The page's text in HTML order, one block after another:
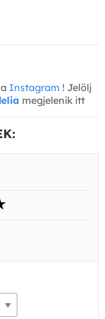
Instagram ! Jelölj
megjelenik itt